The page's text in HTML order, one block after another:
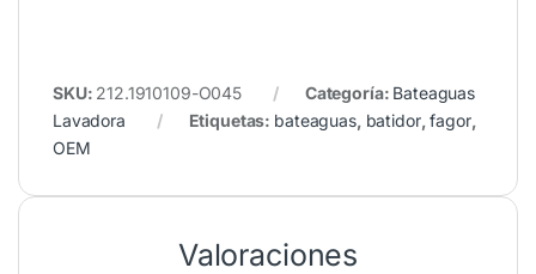
SKU: 212.1910109-O045 Categoría: Bateaguas
Lavadora
Etiquetas: bateaguas, batidor,fagor,
OEM
Valoraciones